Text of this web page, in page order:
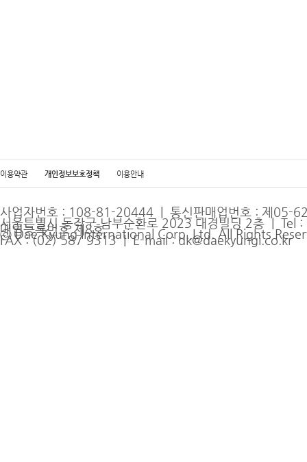
이용약관 개인정보보호정책 이용안내
사업자번호 : 108-81-20444 | 통신판매업번호 : 제05-
매업등록번호 제8호
서울특별시 동작구 남부순환로 2023 대경빌딩 2층 |
FAX : (02) 587 9313 |E-mail : dk@daekyungi.co.kr
ⓒ Dae Kyung International Corp.,Ltd. All Rights